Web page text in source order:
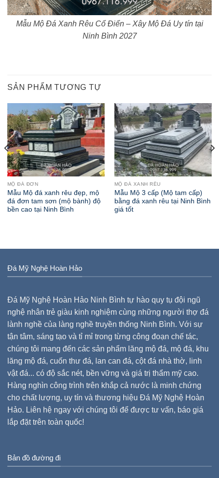
Mẫu Mộ Đá Xanh Rêu Cổ Điển – Xây Mộ Đá Uy tín tại
Ninh Bình 2027
SẢN PHẨM TƯƠNG TỰ
MỘ ĐÁ ĐƠN
Mẫu Mộ đá xanh rêu đẹp, mộ
đá đơn tam sơn (mộ bành) độ
bền cao tại Ninh Bình
MỘ ĐÁ XANH RÊU
Mẫu Mộ 3 cấp (Mộ tam cấp)
bằng đá xanh rêu tại Ninh Bình
giá tốt
Đá Mỹ Nghệ Hoàn Hảo
Đá Mỹ Nghệ Hoàn Hảo Ninh Bình tự hào quy tụ đội ngũ
nghệ nhân trẻ giàu kinh nghiệm cùng những người thợ đá
lành nghề của làng nghề truyền thống Ninh Bình. Với sự
tận tâm, sáng tạo và tỉ mỉ trong từng công đoạn chế tác,
chúng tôi mang đến các sản phẩm lăng mộ đá, mộ đá, khu
lăng mộ đá, cuốn thư đá, lan can đá, cột đá nhà thờ, linh
vật đá... có độ sắc nét, bền vững và giá trị thẩm mỹ cao.
Hàng nghìn công trình trên khắp cả nước là minh chứng
cho chất lượng, uy tín và thương hiệu Đá Mỹ Nghệ Hoàn
Hảo. Liên hệ ngay với chúng tôi để được tư vấn, báo giá
lắp đặt trên toàn quốc!
Bản đồ đường đi